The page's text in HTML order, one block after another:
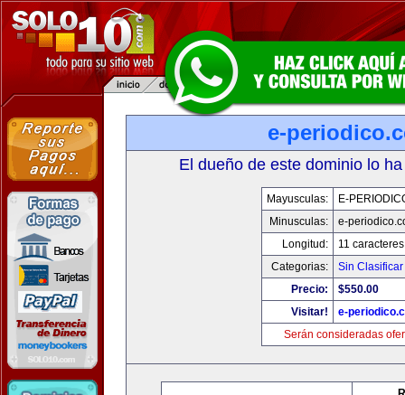
e-
El dueño de este dominio lo
Mayusculas:
E-
Minusculas:
e-
Longitud:
11 caracteres
Categorias:
Sin Clasificar
Precio:
$550.00
Visitar!
e-
Serán consideradas